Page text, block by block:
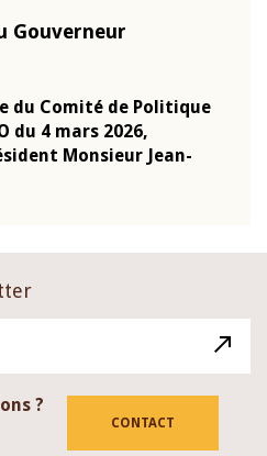
Gouverneur
du Comité de Politique
du 4 mars 2026,
Monsieur Jean-
?
CONTACT